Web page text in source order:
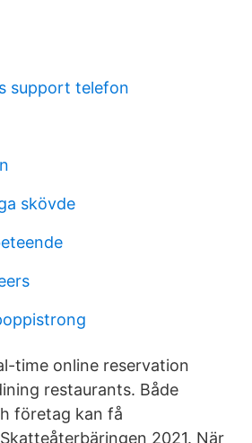
support telefon
skövde
time online reservation
restaurants. Både
företag kan få
2021. När